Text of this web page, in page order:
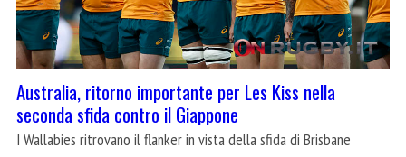
Australia, ritorno importante per Les Kiss nella
seconda sfida contro il Giappone
I Wallabies ritrovano il flanker in vista della sfida di Brisbane